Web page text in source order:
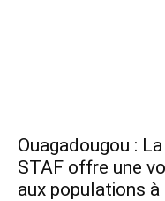
Ouagadougou :
STAF offre une
aux populations à